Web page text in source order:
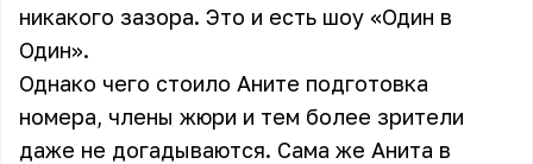
никакого зазора. Это и есть шоу «Один в
Один».
Однако чего стоило Аните подготовка
номера, члены жюри и тем более зрители
даже не догадываются. Сама же Анита в